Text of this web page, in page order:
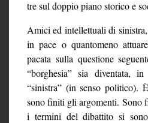
tre sul doppio piano storico e
Amici ed intellettuali di
in pace o quantomeno
pacata sulla questione
“borghesia” sia diventata,
“sinistra” (in senso politico).
sono finiti gli argomenti. Sono
i termini del dibattito si